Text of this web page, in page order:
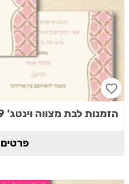
הזמנות לבת מצווה וינטג’ 19